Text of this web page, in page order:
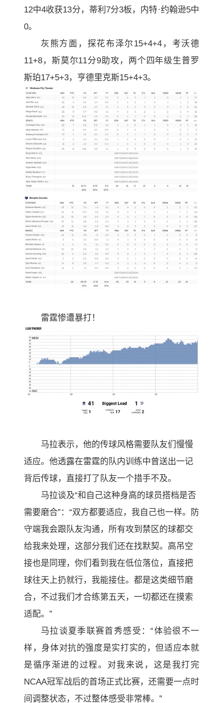
12中4收获13分，蒂利7分3板，内特·约翰逊5中
0。
灰熊方面，探花布泽尔15+4+4，考沃德
11+8，斯莫尔11分9助攻，两个四年级生普罗
斯珀17+5+3，亨德里克斯15+4+3。
雷霆惨遭暴打！
马拉表示，他的传球风格需要队友们慢慢
适应。他透露在雷霆的队内训练中曾送出一记
背后传球，直接打了队友一个措手不及。
马拉谈及“和自己这种身高的球员搭档是否
需要磨合”：“双方都要适应，我自己也一样。防
守端我会跟队友沟通，所有攻到禁区的球都交
给我来处理，这部分我们还在找默契。高吊空
接也是同理，你们看到我在低位落位，直接把
球往天上扔就行，我能接住。都是这类细节磨
合，不过我们才合练第五天，一切都还在摸索
适配。”
马拉谈夏季联赛首秀感受：“体验很不一
样，身体对抗的强度是实打实的，但适应本就
是循序渐进的过程。对我来说，这是我打完
NCAA冠军战后的首场正式比赛，还需要一点时
间调整状态，不过整体感受非常棒。”